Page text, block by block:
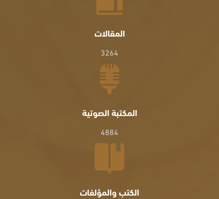
المقالات
3264
المكتبة الصوتية
4884
الكتب والمؤلفات